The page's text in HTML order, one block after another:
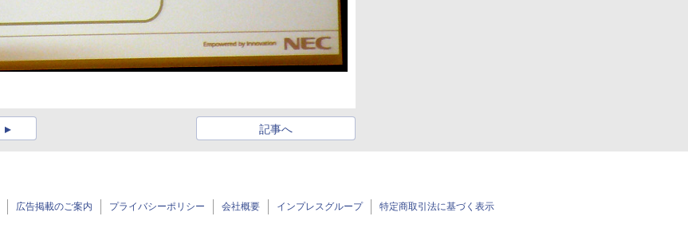
記事へ
広告掲載のご案内 プライバシーポリシー 会社概要 インプレスグループ 特定商取引法に基づく表示